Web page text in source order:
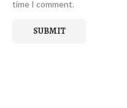
time I comment.